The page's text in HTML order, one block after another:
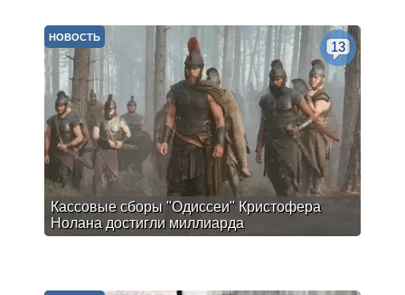
Кассовые сборы "Одиссеи" Кристофера
Нолана достигли миллиарда
НОВОСТЬ
13